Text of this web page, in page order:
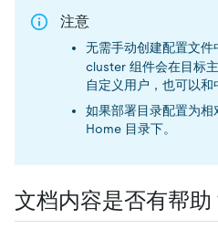
注意
无需手动创建配置文件
cluster 组件会在目标
自定义用户，也可以和
如果部署目录配置为
Home 目录下。
文档内容是否有帮助